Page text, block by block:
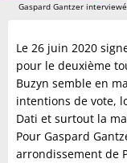
Gaspard Gantzer
Le 26 juin 2020
pour le deuxième
Buzyn semble en
intentions de vote,
Dati et surtout la
Pour Gaspard
arrondissement de